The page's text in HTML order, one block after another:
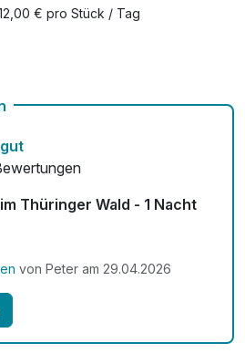
€ pro Stück / Tag
Thüringer Wald - 1 Nacht
von Peter am 29.04.2026